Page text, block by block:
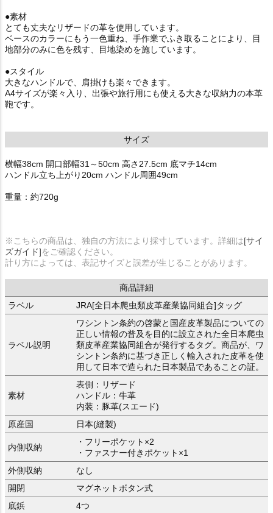
●素材
とても丈夫なリザードの革を使用しています。
ベースのカラーにもう一色重ね、手作業でふき取ることにより、目
地部分のみに色を残す、目地染めを施しています。
●スタイル
大きなハンドルで、肩掛けも楽々できます。
A4サイズが楽々入り、出張や旅行用にも使える大きな収納力の本革
鞄です。
サイズ
横幅38cm 開口部幅31～50cm 高さ27.5cm 底マチ14cm
ハンドル立ち上がり20cm ハンドル周囲49cm
重量：約720g
※こちらの商品は、独自の方法により採寸しています。詳細は[サイ
ズガイド]をご確認ください。
計り方によっては、表記サイズと誤差が生じることがあります。
商品詳細
ラベル
JRA[全日本爬虫類皮革産業協同組合]タッグ
ラベル説明
ワシントン条約の啓蒙と国産皮革製品についての
正しい情報の普及を目的に設立された全日本爬虫
類皮革産業協同組合が発行するタグ。商品が、ワ
シントン条約に基づき正しく輸入された皮革を使
用して日本で造られた日本製品であることの証。
素材
表側：リザード
ハンドル：牛革
内装：豚革(スエード)
原産国
日本(縫製)
内側収納
・フリーポケット×2
・ファスナー付きポケット×1
外側収納
なし
開閉
マグネットボタン式
底鋲
4つ